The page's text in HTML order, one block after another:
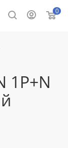
0
1P+N